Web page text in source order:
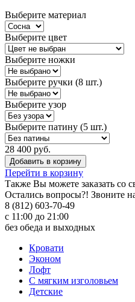
Выберите материал
Выберите цвет
Выберите ножки
Выберите ручки (8 шт.)
Выберите узор
Выберите патину (5 шт.)
28 400 руб.
Добавить в корзину
Перейти в корзину
Также Вы можете заказать со
Остались вопросы?! Звоните
8 (812) 603-70-49
с 11:00 до 21:00
без обеда и выходных
Кровати
Эконом
Лофт
С мягким изголовьем
Детские